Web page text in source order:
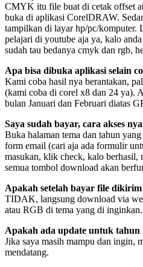
CMYK itu file buat di cetak offset
buka di aplikasi CorelDRAW.
tampilkan di layar hp/pc/komputer.
pelajari di youtube aja ya, kalo
sudah tau bedanya cmyk dan rgb,
Apa bisa dibuka aplikasi selain
Kami coba hasil nya berantakan,
(kami coba di corel x8 dan 24 ya).
bulan Januari dan Februari diatas
Saya sudah bayar, cara akses
Buka halaman tema dan tahun
form email (cari aja ada formulir
masukan, klik check, kalo berhasil,
semua tombol download akan
Apakah setelah bayar file dikirim
TIDAK, langsung download via
atau RGB di tema yang di inginkan.
Apakah ada update untuk tahun
Jika saya masih mampu dan ingin,
mendatang.